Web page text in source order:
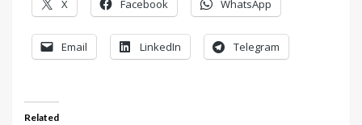
X Facebook WhatsApp
Email LinkedIn Telegram
Related